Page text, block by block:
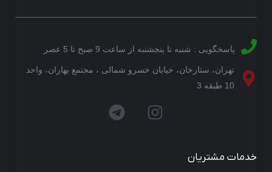
پاسخگویی : شنبه تا پنجشنبه از ساعت 9 صبح تا 5 عصر
تهران، ستارخان، خیابان خسرو شمالی ، مجتمع بهاران، واحد
10 طبقه 3
خدمات مشتریان